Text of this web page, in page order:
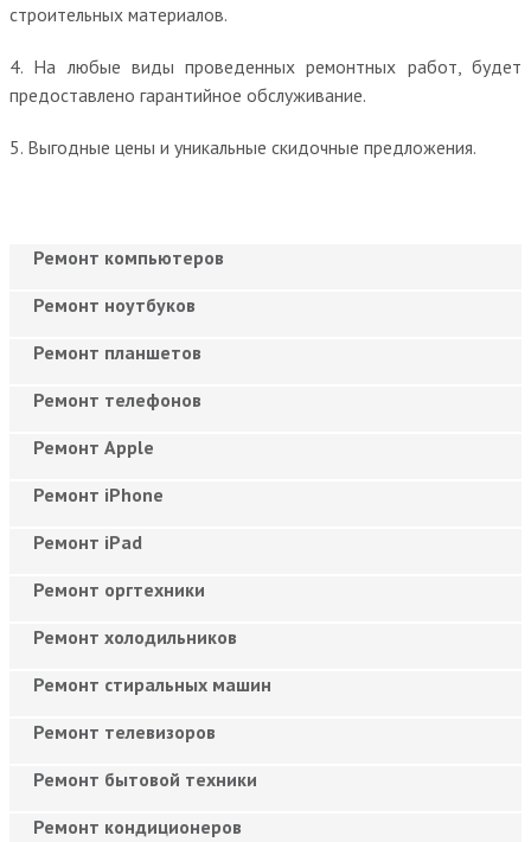
строительных материалов.
4. На любые виды проведенных ремонтных работ, будет
предоставлено гарантийное обслуживание.
5. Выгодные цены и уникальные скидочные предложения.
Ремонт компьютеров
Ремонт ноутбуков
Ремонт планшетов
Ремонт телефонов
Ремонт Apple
Ремонт iPhone
Ремонт iPad
Ремонт оргтехники
Ремонт холодильников
Ремонт стиральных машин
Ремонт телевизоров
Ремонт бытовой техники
Ремонт кондиционеров